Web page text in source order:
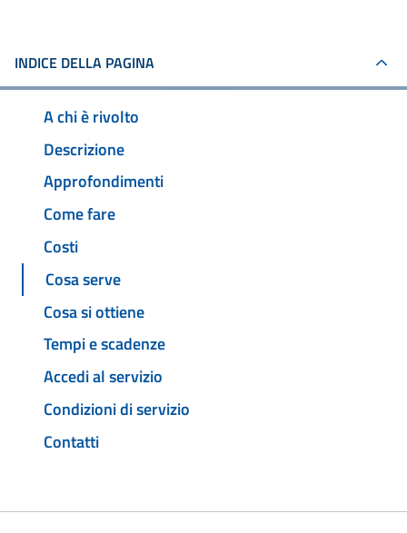
INDICE DELLA PAGINA
A chi è rivolto
Descrizione
Approfondimenti
Come fare
Costi
Cosa serve
Cosa si ottiene
Tempi e scadenze
Accedi al servizio
Condizioni di servizio
Contatti